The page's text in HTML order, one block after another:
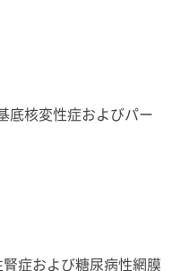
底核変性症およびパー
症および糖尿病性網膜